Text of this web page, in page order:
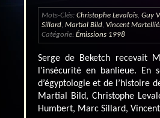
Mots-Clés: Christophe Levalois Guy
Sillard Martial Bild Vincent
Catégorie: Émissions 1998
Serge de Beketch recevait
l’insécurité en banlieue.
d’égyptologie et de l’histoire
Martial Bild, Christophe
Humbert, Marc Sillard,